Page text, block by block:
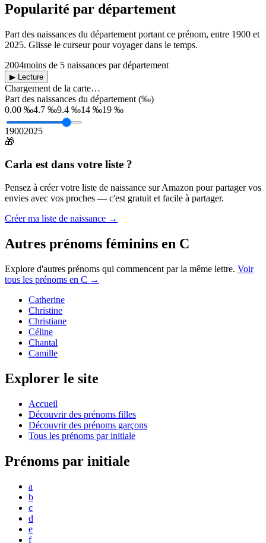
Popularité par département
Part des naissances du département portant ce prénom, entre 1900 et
2025. Glisse le curseur pour voyager dans le temps.
2004moins de 5 naissances par département
▶ Lecture
Chargement de la carte…
Part des naissances du département (‰)
0.00 ‰4.7 ‰9.4 ‰14 ‰19 ‰
19002025
🎁
Carla est dans votre liste ?
Pensez à créer votre liste de naissance sur Amazon pour partager vos
envies avec vos proches — c'est gratuit et facile à partager.
Créer ma liste de naissance →
Autres prénoms féminins en C
Explore d'autres prénoms qui commencent par la même lettre. Voir
tous les prénoms en C →
Catherine
Christine
Christiane
Céline
Chantal
Camille
Explorer le site
Accueil
Découvrir des prénoms filles
Découvrir des prénoms garçons
Tous les prénoms par initiale
Prénoms par initiale
a
b
c
d
e
f